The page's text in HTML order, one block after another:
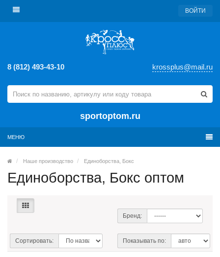
ВОЙТИ
8 (812) 493-43-10 krossplus@mail.ru
sportoptom.ru
МЕНЮ
Наше производство Единоборства, Бокс
Единоборства, Бокс оптом
Бренд:
Сортировать: Показывать по: